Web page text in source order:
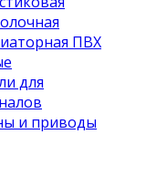
ПВХ
для
и приводы